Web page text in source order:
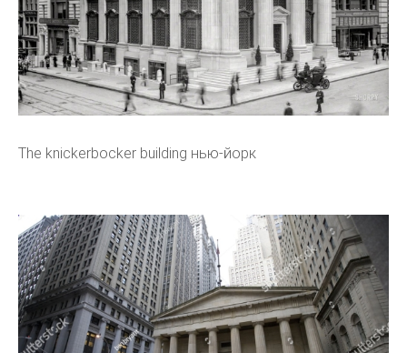
The knickerbocker building нью-йорк